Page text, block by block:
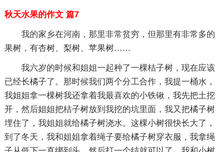
秋天水果的作文 篇7
我的家乡在河南，那里非常贫穷，但那里有非常多的
果树，有杏树、梨树、苹果树……
我六岁的时候和姐姐一起种了一棵桔子树，现在应该
已经长橘子了。那时候我们两个分工合作，我提一桶水，
我姐姐拿一棵树我还拿着我最喜欢的小铁锹，我先把土挖
开，然后姐姐把桔子树放到我挖的坑里面，我又把橘子树
埋住了，我姐姐就给橘子树浇水。这棵小树很快长大了，
到了冬天，我和姐姐拿着绳子要给橘子树穿衣服，我拿绳